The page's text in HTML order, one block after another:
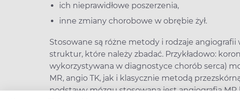
ich nieprawidłowe poszerzenia,
inne zmiany chorobowe w obrębie żył.
Stosowane są różne metody i rodzaje
struktur, które należy zbadać. Przykładowo:
wykorzystywana w diagnostyce chorób serca)
MR, angio TK, jak i klasycznie metodą
podstawy mózgu stosowana jest angiografia MR